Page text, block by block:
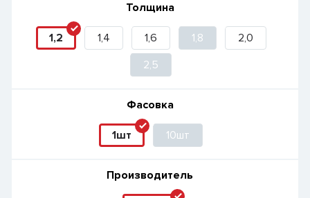
Толщина
1,2 1,4 1,6 1,8
2,0
2,5
Фасовка
1шт 10шт
Производитель